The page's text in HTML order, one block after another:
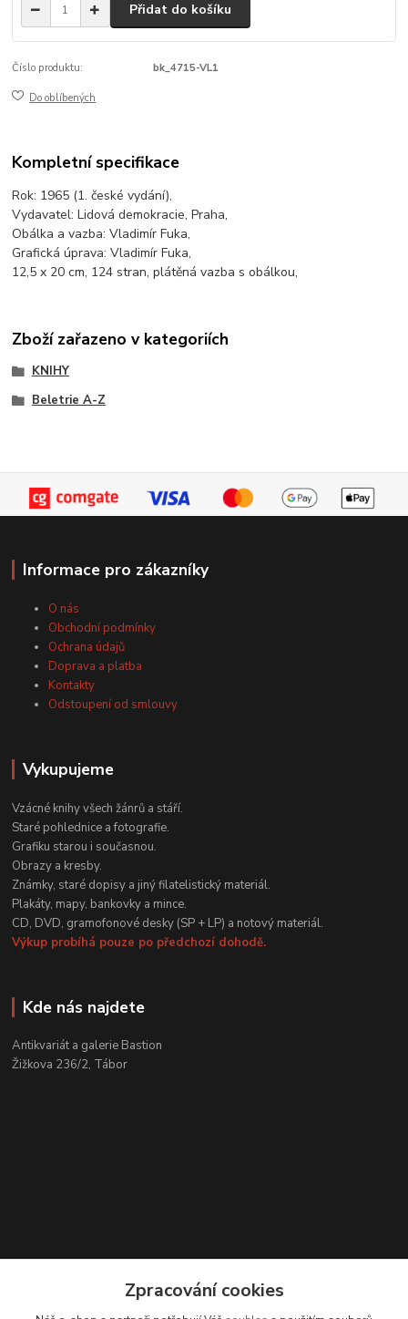
Přidat do košíku
Číslo produktu: bk_4715-VL1
Do oblíbených
Kompletní specifikace
Rok: 1965 (1. české vydání),
Vydavatel: Lidová demokracie, Praha,
Obálka a vazba: Vladimír Fuka,
Grafická úprava: Vladimír Fuka,
12,5 x 20 cm, 124 stran, plátěná vazba s obálkou,
Zboží zařazeno v kategoriích
KNIHY
Beletrie A-Z
Informace pro zákazníky
O nás
Obchodní podmínky
Ochrana údajů
Doprava a platba
Kontakty
Odstoupení od smlouvy
Vykupujeme
Vzácné knihy všech žánrů a stáří.
Staré pohlednice a fotografie.
Grafiku starou i současnou.
Obrazy a kresby.
Známky, staré dopisy a jiný filatelistický materiál.
Plakáty, mapy, bankovky a mince.
CD, DVD, gramofonové desky (SP + LP) a notový materiál.
Výkup probíhá pouze po předchozí dohodě.
Kde nás najdete
Antikvariát a galerie Bastion
Žižkova 236/2, Tábor
Zpracování cookies